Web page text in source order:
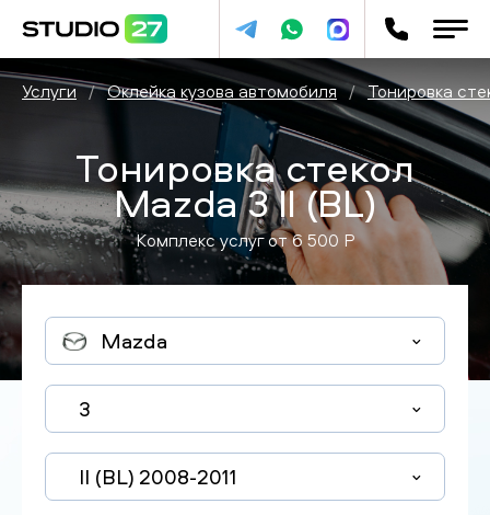
Услуги / Оклейка кузова автомобиля / Тонировка
Тонировка стекол
Mazda 3 II (BL)
Комплекс услуг от6 500 P
Mazda
3
II (BL) 2008-2011